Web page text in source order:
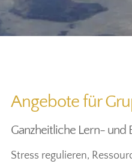
Angebote für
Ganzheitliche Lern- und
Stress regulieren,